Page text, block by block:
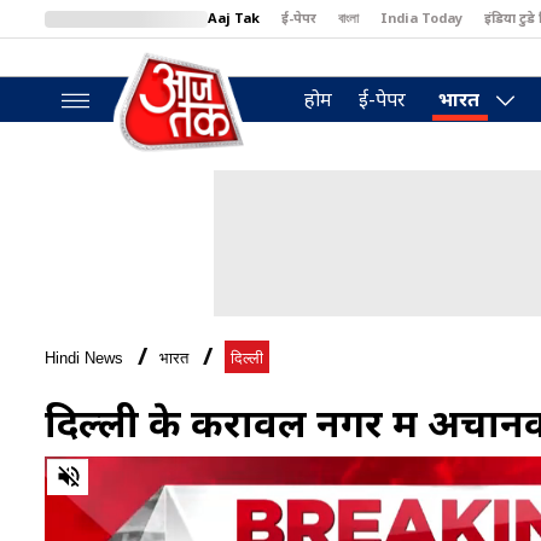
Aaj Tak ई-पेपर বাংলা India Today इंडिया टुडे
BT Bazaar
होम ई-पेपर भारत
Hindi News भारत दिल्ली
दिल्ली के करावल नगर में
0
of
seconds
Volume